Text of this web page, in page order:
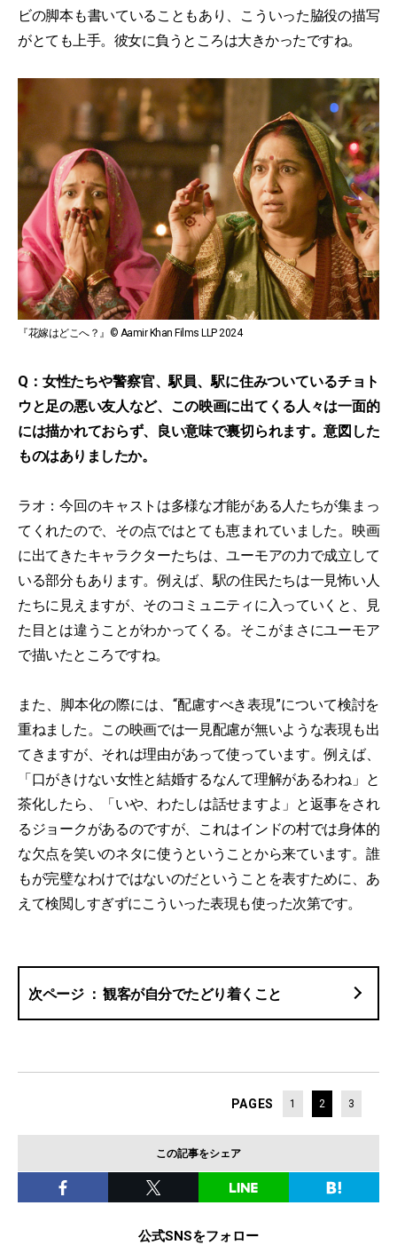
ビの脚本も書いていることもあり、こういった脇役の描写
がとても上手。彼女に負うところは大きかったですね。
『花嫁はどこへ？』© Aamir Khan Films LLP 2024
Q：女性たちや警察官、駅員、駅に住みついているチョト
ウと足の悪い友人など、この映画に出てくる人々は一面的
には描かれておらず、良い意味で裏切られます。意図した
ものはありましたか。
ラオ：今回のキャストは多様な才能がある人たちが集まっ
てくれたので、その点ではとても恵まれていました。映画
に出てきたキャラクターたちは、ユーモアの力で成立して
いる部分もあります。例えば、駅の住民たちは一見怖い人
たちに見えますが、そのコミュニティに入っていくと、見
た目とは違うことがわかってくる。そこがまさにユーモア
で描いたところですね。
また、脚本化の際には、“配慮すべき表現”について検討を
重ねました。この映画では一見配慮が無いような表現も出
てきますが、それは理由があって使っています。例えば、
「口がきけない女性と結婚するなんて理解があるわね」と
茶化したら、「いや、わたしは話せますよ」と返事をされ
るジョークがあるのですが、これはインドの村では身体的
な欠点を笑いのネタに使うということから来ています。誰
もが完璧なわけではないのだということを表すために、あ
えて検閲しすぎずにこういった表現も使った次第です。
観客が自分でたどり着くこと
PAGES 1 2 3
この記事をシェア
公式SNSをフォロー